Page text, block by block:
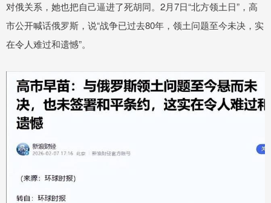
对俄关系，她也把自己逼进了死胡同。2月7日“北方领土日”，高
市公开喊话俄罗斯，说“战争已过去80年，领土问题至今未决，实
在令人难过和遗憾”。